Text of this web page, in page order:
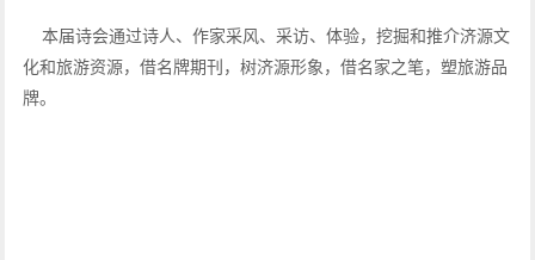
本届诗会通过诗人、作家采风、采访、体验，挖掘和推介济源文
化和旅游资源，借名牌期刊，树济源形象，借名家之笔，塑旅游品
牌。